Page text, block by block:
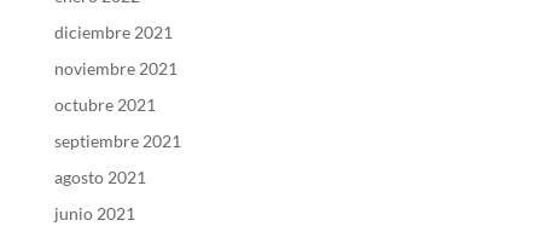
diciembre 2021
noviembre 2021
octubre 2021
septiembre 2021
agosto 2021
junio 2021